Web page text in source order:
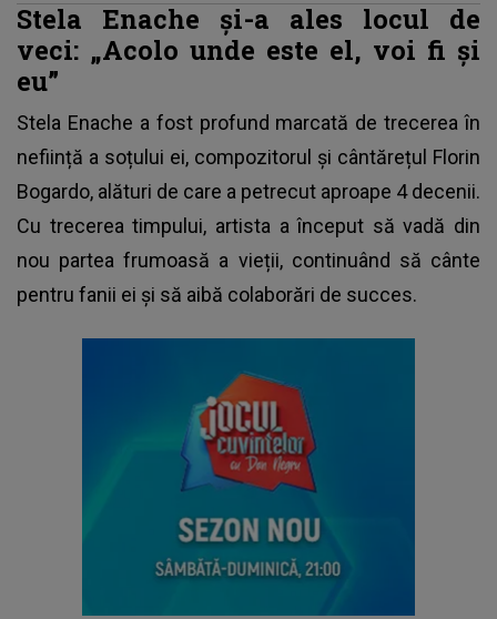
Stela Enache și-a ales locul de
veci: „Acolo unde este el, voi fi și
eu”
Stela Enache a fost profund marcată de trecerea în
neființă a soțului ei, compozitorul și cântărețul Florin
Bogardo, alături de care a petrecut aproape 4 decenii.
Cu trecerea timpului, artista a început să vadă din
nou partea frumoasă a vieții, continuând să cânte
pentru fanii ei și să aibă colaborări de succes.